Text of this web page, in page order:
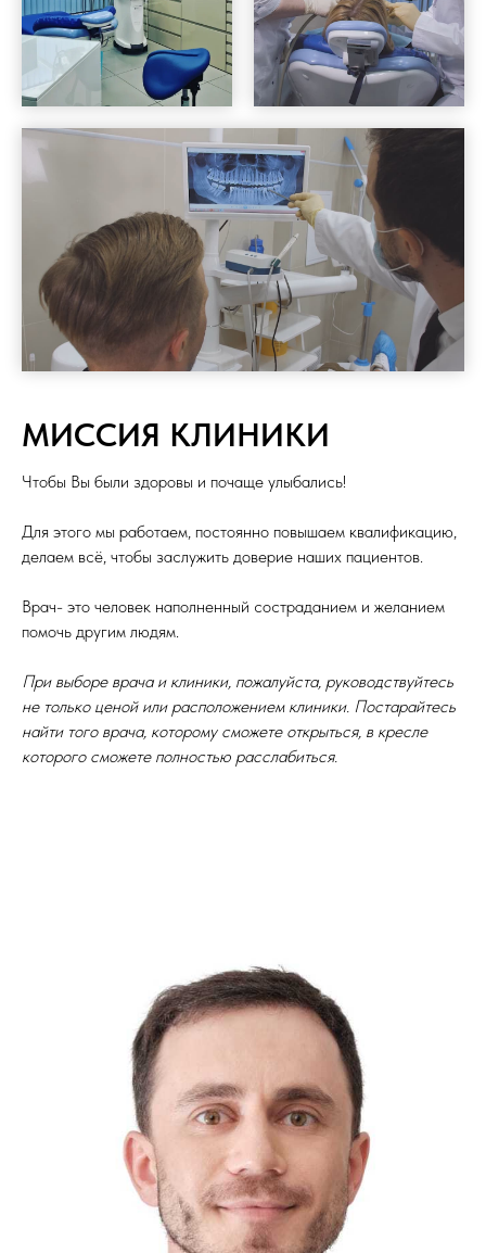
МИССИЯ КЛИНИКИ
Чтобы Вы были здоровы и почаще улыбались!
Для этого мы работаем, постоянно повышаем квалификацию,
делаем всё, чтобы заслужить доверие наших пациентов.
Врач- это человек наполненный состраданием и желанием
помочь другим людям.
При выборе врача и клиники, пожалуйста, руководствуйтесь
не только ценой или расположением клиники. Постарайтесь
найти того врача, которому сможете открыться, в кресле
которого сможете полностью расслабиться.